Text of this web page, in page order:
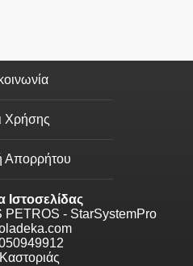
Χρήσης
Απορρήτου
Ιστοσελίδας
PETROS - StarSystemPro
Καστοριάς